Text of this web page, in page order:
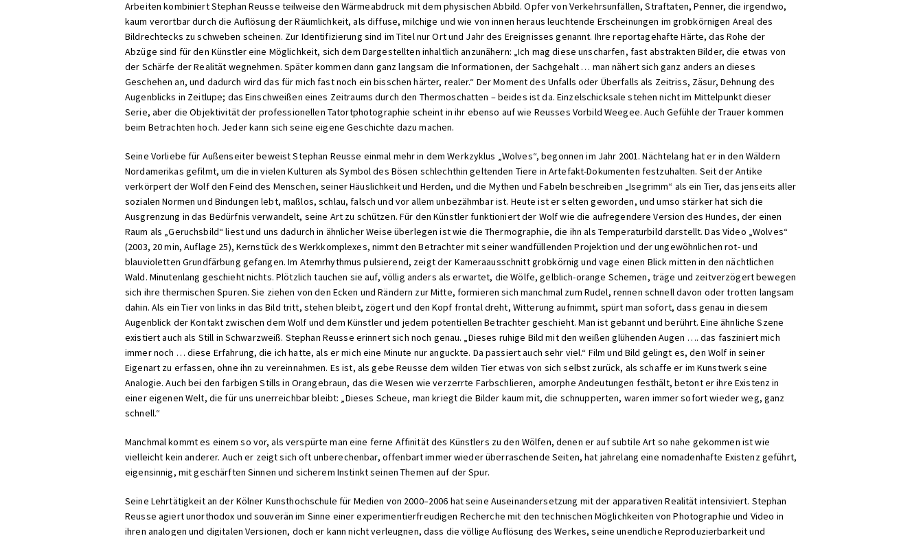
Arbeiten kombiniert Stephan Reusse teilweise den Wärmeabdruck mit dem physischen Abbild. Opfer von Verkehrsunfällen, Straftaten, Penner, die irgendwo,
kaum verortbar durch die Auflösung der Räumlichkeit, als diffuse, milchige und wie von innen heraus leuchtende Erscheinungen im grobkörnigen Areal des
Bildrechtecks zu schweben scheinen. Zur Identifizierung sind im Titel nur Ort und Jahr des Ereignisses genannt. Ihre reportagehafte Härte, das Rohe der
Abzüge sind für den Künstler eine Möglichkeit, sich dem Dargestellten inhaltlich anzunähern: „Ich mag diese unscharfen, fast abstrakten Bilder, die etwas von
der Schärfe der Realität wegnehmen. Später kommen dann ganz langsam die Informationen, der Sachgehalt … man nähert sich ganz anders an dieses
Geschehen an, und dadurch wird das für mich fast noch ein bisschen härter, realer.“ Der Moment des Unfalls oder Überfalls als Zeitriss, Zäsur, Dehnung des
Augenblicks in Zeitlupe; das Einschweißen eines Zeitraums durch den Thermoschatten – beides ist da. Einzelschicksale stehen nicht im Mittelpunkt dieser
Serie, aber die Objektivität der professionellen Tatortphotographie scheint in ihr ebenso auf wie Reusses Vorbild Weegee. Auch Gefühle der Trauer kommen
beim Betrachten hoch. Jeder kann sich seine eigene Geschichte dazu machen.
Seine Vorliebe für Außenseiter beweist Stephan Reusse einmal mehr in dem Werkzyklus „Wolves“, begonnen im Jahr 2001. Nächtelang hat er in den Wäldern
Nordamerikas gefilmt, um die in vielen Kulturen als Symbol des Bösen schlechthin geltenden Tiere in Artefakt-Dokumenten festzuhalten. Seit der Antike
verkörpert der Wolf den Feind des Menschen, seiner Häuslichkeit und Herden, und die Mythen und Fabeln beschreiben „Isegrimm“ als ein Tier, das jenseits aller
sozialen Normen und Bindungen lebt, maßlos, schlau, falsch und vor allem unbezähmbar ist. Heute ist er selten geworden, und umso stärker hat sich die
Ausgrenzung in das Bedürfnis verwandelt, seine Art zu schützen. Für den Künstler funktioniert der Wolf wie die aufregendere Version des Hundes, der einen
Raum als „Geruchsbild“ liest und uns dadurch in ähnlicher Weise überlegen ist wie die Thermographie, die ihn als Temperaturbild darstellt. Das Video „Wolves“
(2003, 20 min, Auflage 25), Kernstück des Werkkomplexes, nimmt den Betrachter mit seiner wandfüllenden Projektion und der ungewöhnlichen rot- und
blauvioletten Grundfärbung gefangen. Im Atemrhythmus pulsierend, zeigt der Kameraausschnitt grobkörnig und vage einen Blick mitten in den nächtlichen
Wald. Minutenlang geschieht nichts. Plötzlich tauchen sie auf, völlig anders als erwartet, die Wölfe, gelblich-orange Schemen, träge und zeitverzögert bewegen
sich ihre thermischen Spuren. Sie ziehen von den Ecken und Rändern zur Mitte, formieren sich manchmal zum Rudel, rennen schnell davon oder trotten langsam
dahin. Als ein Tier von links in das Bild tritt, stehen bleibt, zögert und den Kopf frontal dreht, Witterung aufnimmt, spürt man sofort, dass genau in diesem
Augenblick der Kontakt zwischen dem Wolf und dem Künstler und jedem potentiellen Betrachter geschieht. Man ist gebannt und berührt. Eine ähnliche Szene
existiert auch als Still in Schwarzweiß. Stephan Reusse erinnert sich noch genau. „Dieses ruhige Bild mit den weißen glühenden Augen …. das fasziniert mich
immer noch … diese Erfahrung, die ich hatte, als er mich eine Minute nur anguckte. Da passiert auch sehr viel.“ Film und Bild gelingt es, den Wolf in seiner
Eigenart zu erfassen, ohne ihn zu vereinnahmen. Es ist, als gebe Reusse dem wilden Tier etwas von sich selbst zurück, als schaffe er im Kunstwerk seine
Analogie. Auch bei den farbigen Stills in Orangebraun, das die Wesen wie verzerrte Farbschlieren, amorphe Andeutungen festhält, betont er ihre Existenz in
einer eigenen Welt, die für uns unerreichbar bleibt: „Dieses Scheue, man kriegt die Bilder kaum mit, die schnupperten, waren immer sofort wieder weg, ganz
schnell.“
Manchmal kommt es einem so vor, als verspürte man eine ferne Affinität des Künstlers zu den Wölfen, denen er auf subtile Art so nahe gekommen ist wie
vielleicht kein anderer. Auch er zeigt sich oft unberechenbar, offenbart immer wieder überraschende Seiten, hat jahrelang eine nomadenhafte Existenz geführt,
eigensinnig, mit geschärften Sinnen und sicherem Instinkt seinen Themen auf der Spur.
Seine Lehrtätigkeit an der Kölner Kunsthochschule für Medien von 2000–2006 hat seine Auseinandersetzung mit der apparativen Realität intensiviert. Stephan
Reusse agiert unorthodox und souverän im Sinne einer experimentierfreudigen Recherche mit den technischen Möglichkeiten von Photographie und Video in
ihren analogen und digitalen Versionen, doch er kann nicht verleugnen, dass die völlige Auflösung des Werkes, seine unendliche Reproduzierbarkeit und